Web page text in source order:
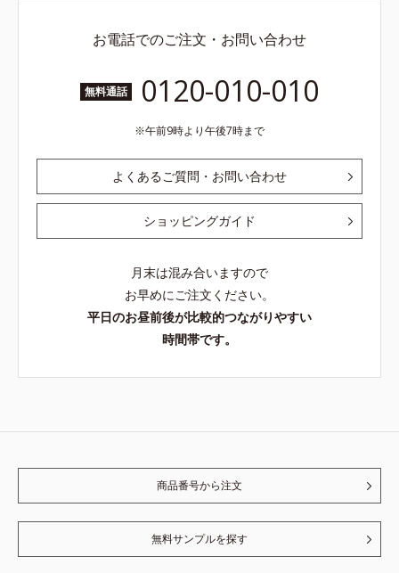
お電話でのご注文・お問い合わせ
無料通話 0120-010-010
午前9時より午後7時まで
よくあるご質問・お問い合わせ
ショッピングガイド
月末は混み合いますので
お早めにご注文ください。
平日のお昼前後が比較的つながりやすい
時間帯です。
商品番号から注文
無料サンプルを探す